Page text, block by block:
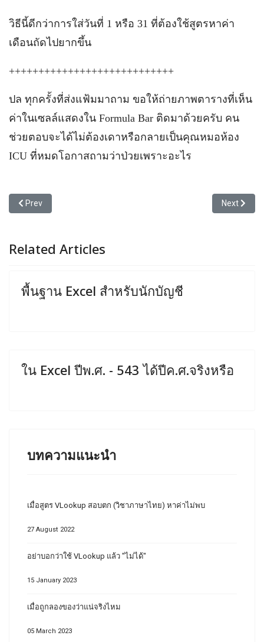
วิธีนี้ดีกว่าการใส่วันที่ 1 หรือ 31 ที่ต้องใช้สูตรหาค่า
เดือนถัดไปยากขึ้น
++++++++++++++++++++++++++++
ปล ทุกครั้งที่ส่งแฟ้มมาถาม ขอให้ถ่ายภาพตารางที่เห็น
ค่าในเซลล์แสดงใน Formula Bar ติดมาด้วยครับ คน
ช่วยตอบจะได้ไม่ต้องเดาหรือกลายเป็นคุณหมอห้อง
ICU ที่หมดโอกาสถามว่าป่วยเพราะอะไร
Previous article: คลิปวิธีถามปัญหาใน Excel Expert Forum
Prev Next
Next
Related Articles
พื้นฐาน Excel สำหรับนักบัญชี
ใน Excel ปีพ.ศ. - 543 ได้ปีค.ศ.จริงหรือ
บทความแนะนำ
เมื่อสูตร VLookup สอบตก (วิชาภาษาไทย) หาค่าไม่พบ
27 August 2022
อย่าบอกว่าใช้ VLookup แล้ว "ไม่ได้"
15 January 2023
เมื่อถูกลองของว่าแน่จริงไหม
05 March 2023